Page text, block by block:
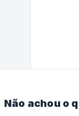
Não achou o